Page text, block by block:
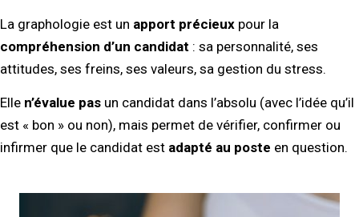
La graphologie est un apport précieux pour la
compréhension d’un candidat : sa personnalité, ses
attitudes, ses freins, ses valeurs, sa gestion du stress.
Elle n’évalue pas un candidat dans l’absolu (avec l’idée qu’il
est « bon » ou non), mais permet de vérifier, confirmer ou
infirmer que le candidat est adapté au poste en question.